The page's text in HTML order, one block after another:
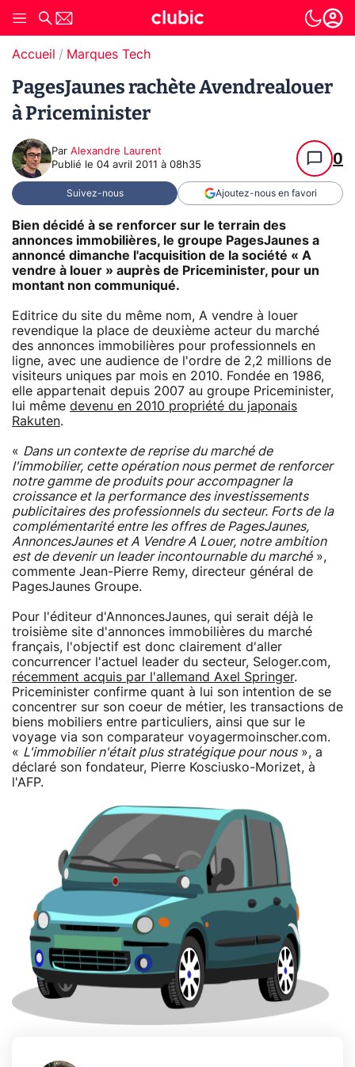
Accueil Marques Tech
PagesJaunes rachète Avendrealouer
à Priceminister
Par Alexandre Laurent
Publié le 04 avril 2011 à 08h35 0
Suivez-nous Ajoutez-nous en favori
Bien décidé à se renforcer sur le terrain des
annonces immobilières, le groupe PagesJaunes a
annoncé dimanche l'acquisition de la société « A
vendre à louer » auprès de Priceminister, pour un
montant non communiqué.
Editrice du site du même nom, A vendre à louer
revendique la place de deuxième acteur du marché
des annonces immobilières pour professionnels en
ligne, avec une audience de l'ordre de 2,2 millions de
visiteurs uniques par mois en 2010. Fondée en 1986,
elle appartenait depuis 2007 au groupe Priceminister,
lui même devenu en 2010 propriété du japonais
Rakuten.
« Dans un contexte de reprise du marché de
l'immobilier, cette opération nous permet de renforcer
notre gamme de produits pour accompagner la
croissance et la performance des investissements
publicitaires des professionnels du secteur. Forts de la
complémentarité entre les offres de PagesJaunes,
AnnoncesJaunes et A Vendre A Louer, notre ambition
est de devenir un leader incontournable du marché»,
commente Jean-Pierre Remy, directeur général de
PagesJaunes Groupe.
Pour l'éditeur d'AnnoncesJaunes, qui serait déjà le
troisième site d'annonces immobilières du marché
français, l'objectif est donc clairement d'aller
concurrencer l'actuel leader du secteur, Seloger.com,
récemment acquis par l'allemand Axel Springer.
Priceminister confirme quant à lui son intention de se
concentrer sur son coeur de métier, les transactions de
biens mobiliers entre particuliers, ainsi que sur le
voyage via son comparateur voyagermoinscher.com.
« L'immobilier n'était plus stratégique pour nous», a
déclaré son fondateur, Pierre Kosciusko-Morizet, à
l'AFP.